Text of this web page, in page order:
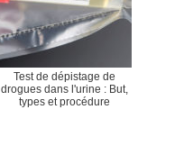
Test de dépistage de
drogues dans l'urine : But,
types et procédure